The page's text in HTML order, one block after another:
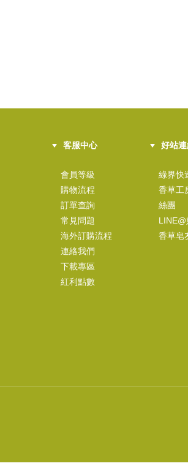
客服中心
會員等級
購物流程
訂單查詢
常見問題
海外訂購流程
連絡我們
下載專區
紅利點數
好站
綠界快
香草工
絲團
香草皂